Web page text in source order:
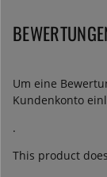
Um eine
Kundenkonto
.
This product